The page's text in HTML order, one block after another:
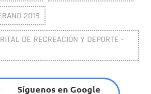
2019
DE RECREACIÓN Y DEPORTE -
Síguenos en Google